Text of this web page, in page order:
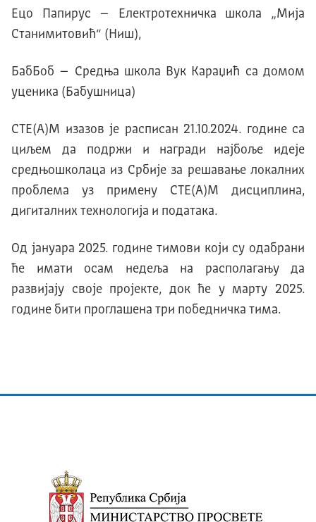
Ецо Папирус – Електротехничка школа „Мија
Станимитовић“ (Ниш),
БабБоб – Средња школа Вук Kараџић са домом
уценика (Бабушница)
СТЕ(А)М изазов је расписан 21.10.2024. године са
циљем да подржи и награди најбоље идеје
средњошколаца из Србије за решавање локалних
проблема уз примену СТЕ(А)М дисциплина,
дигиталних технологија и података.
Од јануара 2025. године тимови који су одабрани
ће имати осам недеља на располагању да
развијају своје пројекте, док ће у марту 2025.
године бити проглашена три победничка тима.